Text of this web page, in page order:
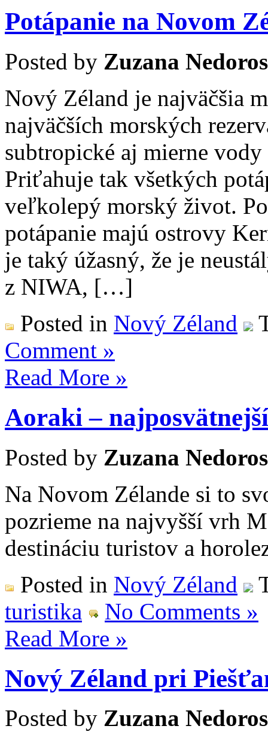
Potápanie na Novom
Posted by Zuzana
Nový Zéland je najväčšia
najväčších morských
subtropické aj mierne
Priťahuje tak všetkých
veľkolepý morský život.
potápanie majú ostrovy
je taký úžasný, že je
z NIWA, […]
Posted in Nový Zéland
Comment »
Read More »
Aoraki –
Posted by Zuzana
Na Novom Zélande si to
pozrieme na najvyšší vrh
destináciu turistov a
Posted in Nový Zéland
turistika
No Comments »
Read More »
Nový Zéland pri
Posted by Zuzana